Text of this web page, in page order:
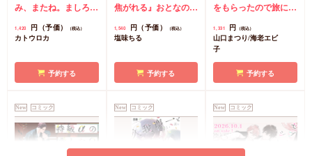
同人誌】【8/7締切！
選)】
み、またね。ましろく
公式同人誌 コミコミ
店舗共通特典ペーパー
初版限定カメラロール
1,420 円（予価） （税込）
カトウロカ
予約する
焦がれる』おとなの公
典漫画ペーパー
1,540 円（予価） （税込）
塩味ちる
予約する
画＆SS小冊子】
をもらったので旅に出
漫画＆SS12P小冊子
ミコミ特典漫画＆SS
リーフレット
1,331 円 （税込）
山口まつり/海老エビ
子
予約する
New コミック New コミック New コミック